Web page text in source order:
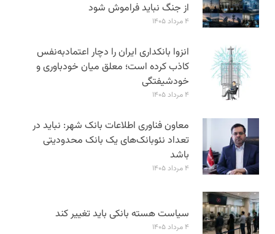
از جنگ نباید فراموش شود
۴ مرداد ۱۴۰۵
انزوا بانکداری ایران را دچار اعتمادبه‌نفس
کاذب کرده است؛ معلق میان خودباوری و
خودشیفتگی
۴ مرداد ۱۴۰۵
معاون فناوری اطلاعات بانک شهر: نباید در
تعداد نئوبانک‌های یک بانک محدودیتی
باشد
۴ مرداد ۱۴۰۵
سیاست هسته بانکی باید تغییر کند
۴ مرداد ۱۴۰۵